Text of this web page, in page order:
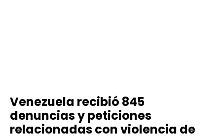
Venezuela recibió 845
denuncias y peticiones
relacionadas con violencia de